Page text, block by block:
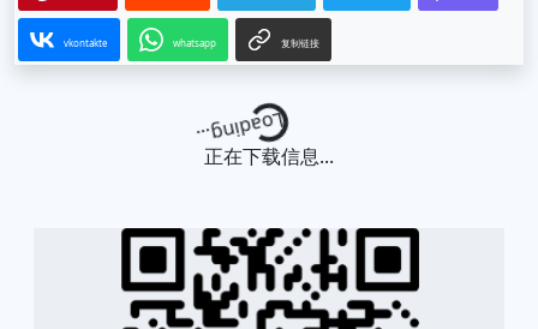
vkontakte whatsapp 复制链接
Loading...
正在下载信息...